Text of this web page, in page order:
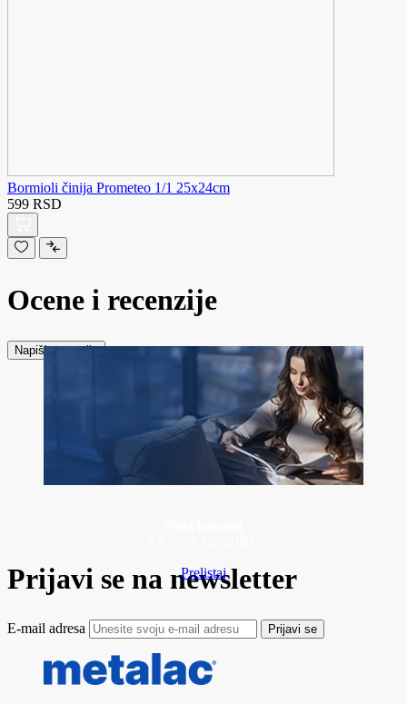
Bormioli činija Prometeo 1/1 25x24cm
599 RSD
Ocene i recenzije
Napiši recenziju
Prelistaj
Prijavi se na newsletter
E-mail adresa Prijavi se